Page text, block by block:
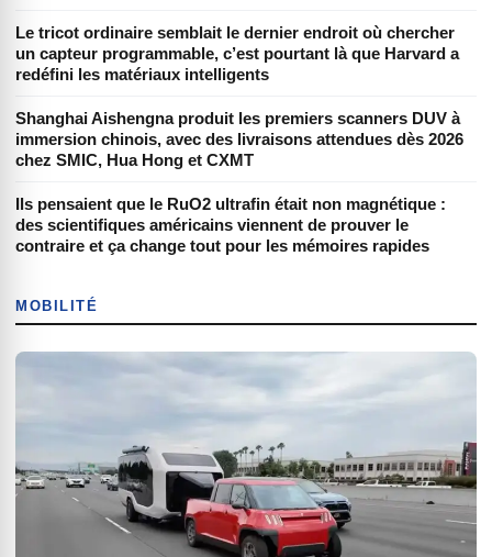
Le tricot ordinaire semblait le dernier endroit où chercher
un capteur programmable, c’est pourtant là que Harvard a
redéfini les matériaux intelligents
Shanghai Aishengna produit les premiers scanners DUV à
immersion chinois, avec des livraisons attendues dès 2026
chez SMIC, Hua Hong et CXMT
Ils pensaient que le RuO2 ultrafin était non magnétique :
des scientifiques américains viennent de prouver le
contraire et ça change tout pour les mémoires rapides
MOBILITÉ